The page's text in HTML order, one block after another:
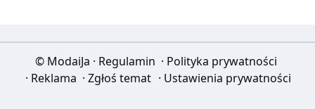
© ModaiJa · Regulamin · Polityka prywatności
· Reklama · Zgłoś temat · Ustawienia prywatności